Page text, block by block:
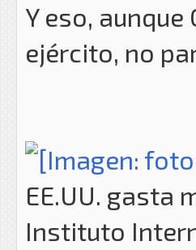
Y eso,
ejército, no
EE.UU. gasta
Instituto